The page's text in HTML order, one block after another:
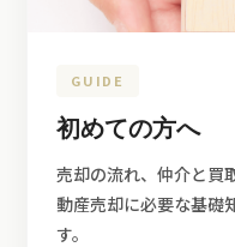
GUIDE
初めての方へ
売却の流れ、仲介と買
動産売却に必要な基礎
す。